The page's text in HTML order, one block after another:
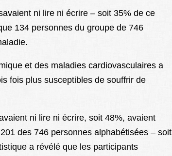
ni lire ni écrire – soit 35% de ce
134 personnes du groupe de 746
et des maladies cardiovasculaires a
fois plus susceptibles de souffrir de
ni lire ni écrire, soit 48%, avaient
des 746 personnes alphabétisées – soit
a révélé que les participants